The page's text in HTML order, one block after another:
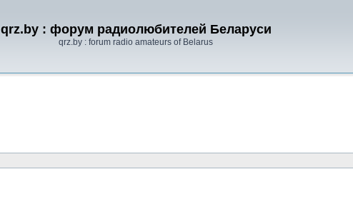
qrz.by : форум радиолюбителей Беларуси
qrz.by : forum radio amateurs of Belarus